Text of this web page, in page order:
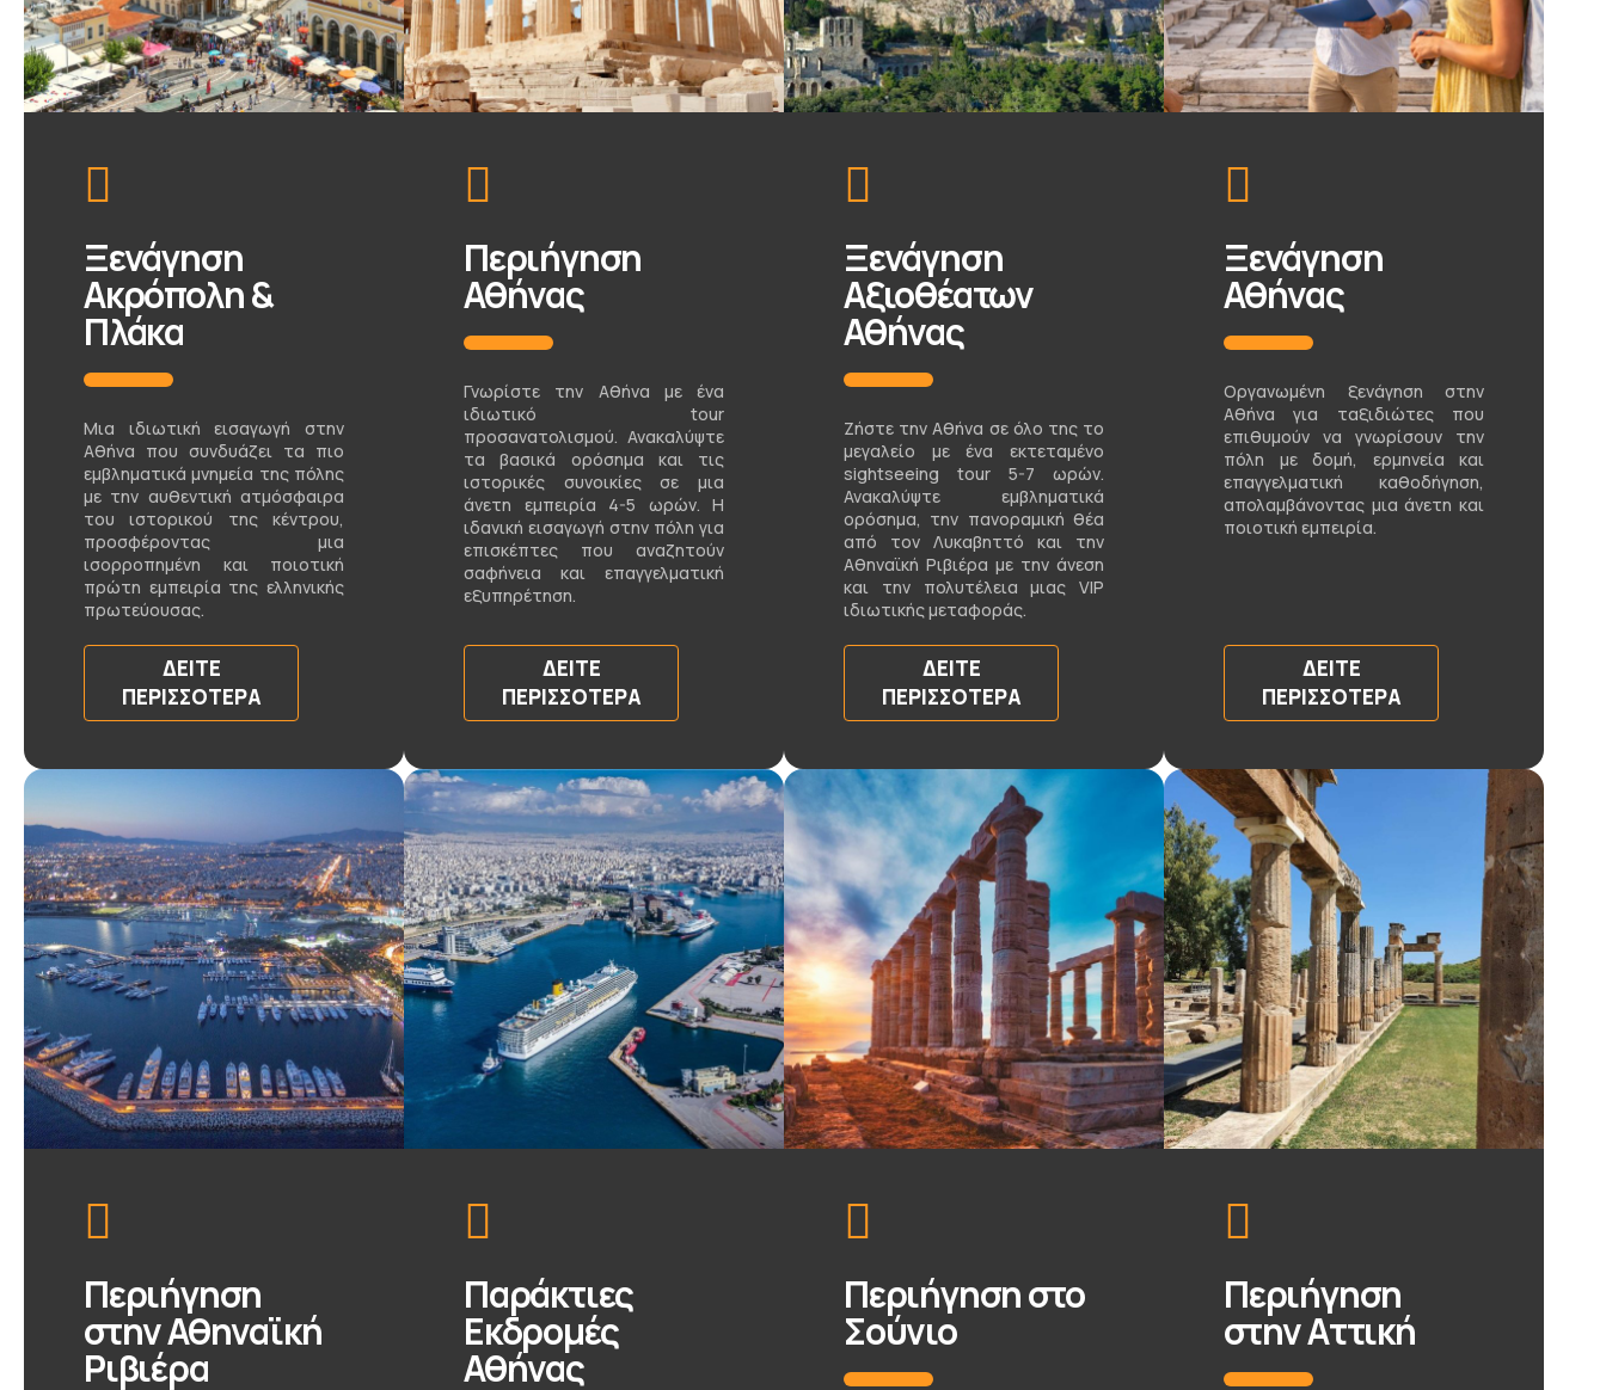
Ξενάγηση
Ακρόπολη &
Πλάκα
Μια ιδιωτική εισαγωγή στην
Αθήνα που συνδυάζει τα πιο
εμβληματικά μνημεία της πόλης
με την αυθεντική ατμόσφαιρα
του ιστορικού της κέντρου,
προσφέροντας μια
ισορροπημένη και ποιοτική
πρώτη εμπειρία της ελληνικής
πρωτεύουσας.
ΔΕΊΤΕ
ΠΕΡΙΣΣΌΤΕΡΑ
Περιήγηση
Αθήνας
Γνωρίστε την Αθήνα με ένα
ιδιωτικό tour
προσανατολισμού. Ανακαλύψτε
τα βασικά ορόσημα και τις
ιστορικές συνοικίες σε μια
άνετη εμπειρία 4-5 ωρών. Η
ιδανική εισαγωγή στην πόλη για
επισκέπτες που αναζητούν
σαφήνεια και επαγγελματική
εξυπηρέτηση.
ΔΕΊΤΕ
ΠΕΡΙΣΣΌΤΕΡΑ
Ξενάγηση
Αξιοθέατων
Αθήνας
Ζήστε την Αθήνα σε όλο της το
μεγαλείο με ένα εκτεταμένο
sightseeing tour 5-7 ωρών.
Ανακαλύψτε εμβληματικά
ορόσημα, την πανοραμική θέα
από τον Λυκαβηττό και την
Αθηναϊκή Ριβιέρα με την άνεση
και την πολυτέλεια μιας VIP
ιδιωτικής μεταφοράς.
ΔΕΊΤΕ
ΠΕΡΙΣΣΌΤΕΡΑ
Ξενάγηση
Αθήνας
Οργανωμένη ξενάγηση στην
Αθήνα για ταξιδιώτες που
επιθυμούν να γνωρίσουν την
πόλη με δομή, ερμηνεία και
επαγγελματική καθοδήγηση,
απολαμβάνοντας μια άνετη και
ποιοτική εμπειρία.
ΔΕΊΤΕ
ΠΕΡΙΣΣΌΤΕΡΑ
Περιήγηση
στην Αθηναϊκή
Ριβιέρα
Παράκτιες
Εκδρομές
Αθήνας
Περιήγηση στο
Σούνιο
Περιήγηση
στην Αττική